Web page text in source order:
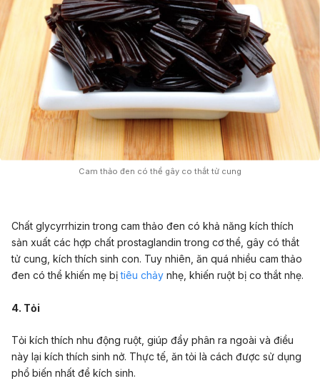
Cam thảo đen có thể gây co thắt tử cung
Chất glycyrrhizin trong cam thảo đen có khả năng kích thích
sản xuất các hợp chất prostaglandin trong cơ thể, gây có thắt
tử cung, kích thích sinh con. Tuy nhiên, ăn quá nhiều cam thảo
đen có thể khiến mẹ bịtiêu chảy nhẹ, khiến ruột bị co thắt nhẹ.
4. Tỏi
Tỏi kích thích nhu động ruột, giúp đẩy phân ra ngoài và điều
này lại kích thích sinh nở. Thực tế, ăn tỏi là cách được sử dụng
phổ biến nhất để kích sinh.